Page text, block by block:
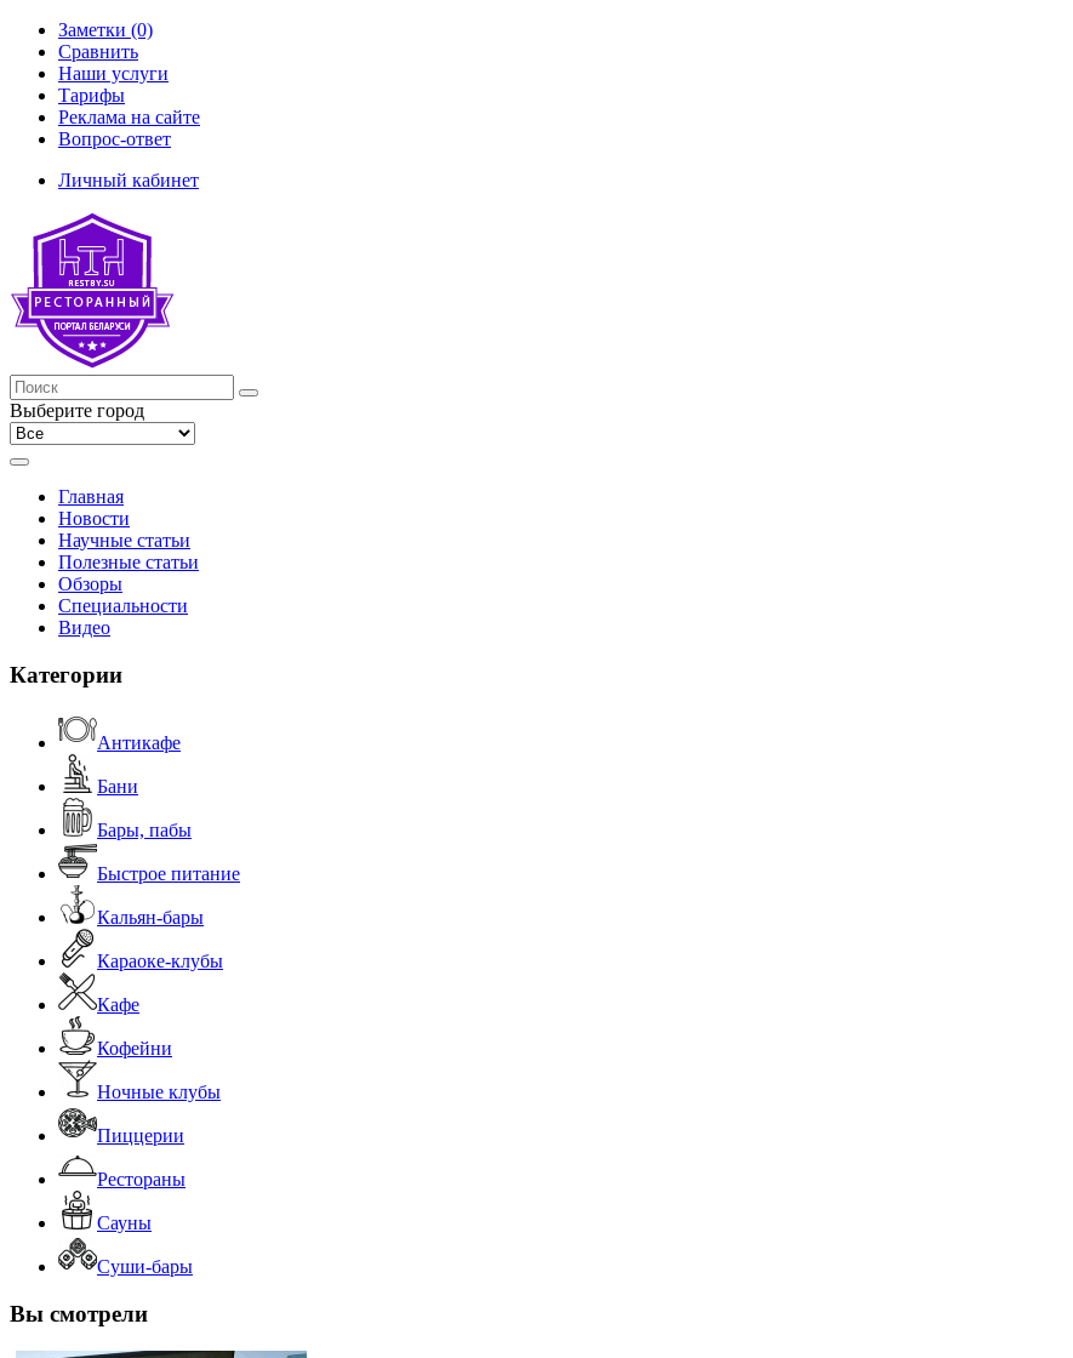
Заметки (0)
Сравнить
Наши услуги
Тарифы
Реклама на сайте
Вопрос-ответ
Личный кабинет
Выберите город
Главная
Новости
Научные статьи
Полезные статьи
Обзоры
Специальности
Видео
Категории
Антикафе
Бани
Бары, пабы
Быстрое питание
Кальян-бары
Караоке-клубы
Кафе
Кофейни
Ночные клубы
Пиццерии
Рестораны
Сауны
Суши-бары
Вы смотрели